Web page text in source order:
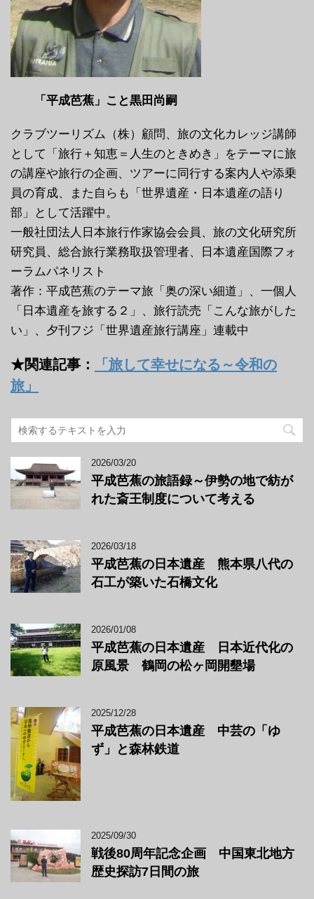
「平成芭蕉」こと黒田尚嗣
クラブツーリズム（株）顧問、旅の文化カレッジ講師
として「旅行＋知恵＝人生のときめき」をテーマに旅
の講座や旅行の企画、ツアーに同行する案内人や添乗
員の育成、また自らも「世界遺産・日本遺産の語り
部」として活躍中。
一般社団法人日本旅行作家協会会員、旅の文化研究所
研究員、総合旅行業務取扱管理者、日本遺産国際フォ
ーラムパネリスト
著作：平成芭蕉のテーマ旅「奥の深い細道」、一個人
「日本遺産を旅する２」、旅行読売「こんな旅がした
い」、夕刊フジ「世界遺産旅行講座」連載中
★関連記事：
「旅して幸せになる～令和の
旅」
2026/03/20
平成芭蕉の旅語録～伊勢の地で紡が
れた斎王制度について考える
2026/03/18
平成芭蕉の日本遺産 熊本県八代の
石工が築いた石橋文化
2026/01/08
平成芭蕉の日本遺産 日本近代化の
原風景 鶴岡の松ヶ岡開墾場
2025/12/28
平成芭蕉の日本遺産 中芸の「ゆ
ず」と森林鉄道
2025/09/30
戦後80周年記念企画 中国東北地方
歴史探訪7日間の旅